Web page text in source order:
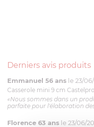
Derniers avis produits
Emmanuel 56 ans le 23/
Casserole mini 9 cm
«Nous sommes dans un
parfaite pour l'élaboration
Florence 63 ans le 23/06/